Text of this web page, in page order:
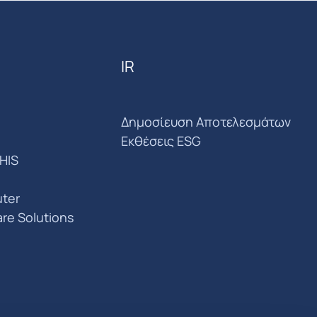
Solutions
IR
Δημοσίευση Αποτελεσμάτων
Εκθέσεις ESG